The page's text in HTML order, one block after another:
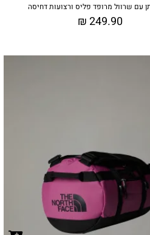
עם שרוול מרופד פליס ורצועות דחיסה
₪249.90